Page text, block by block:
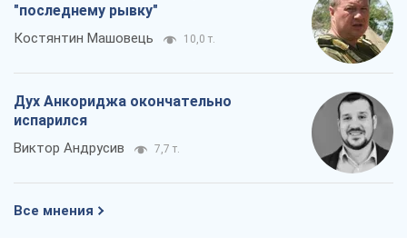
"последнему рывку"
Костянтин Машовець 10,0 т.
Дух Анкориджа окончательно
испарился
Виктор Андрусив 7,7 т.
Все мнения